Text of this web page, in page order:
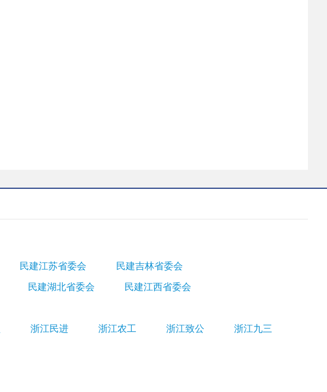
民建江苏省委会
民建吉林省委会
民建湖北省委会
民建江西省委会
浙江民进 浙江农工 浙江致公
浙江九三